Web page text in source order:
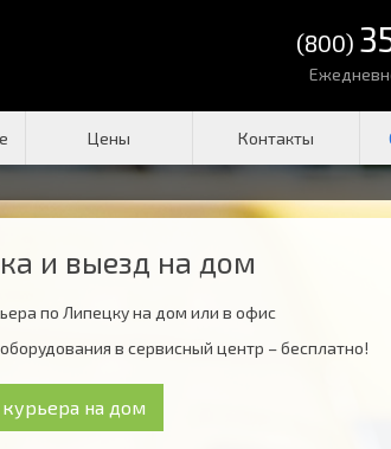
(800)
Цены Контакты
и выезд на дом
по Липецку на дом или в офис
в сервисный центр – бесплатно!